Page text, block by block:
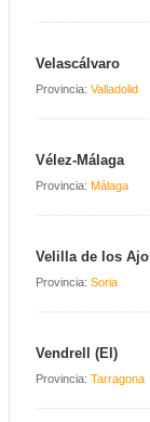
Velascálvaro
Provincia: Valladolid
Vélez-Málaga
Provincia: Málaga
Velilla de los
Provincia: Soria
Vendrell (El)
Provincia: Tarragona